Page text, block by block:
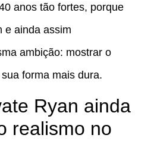
anos tão fortes, porque
e ainda assim
ambição: mostrar o
forma mais dura.
Ryan ainda
realismo no